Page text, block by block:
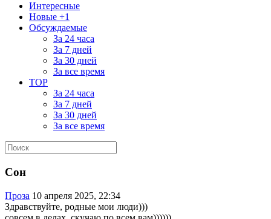
Интересные
Новые +1
Обсуждаемые
За 24 часа
За 7 дней
За 30 дней
За все время
TOP
За 24 часа
За 7 дней
За 30 дней
За все время
Сон
Проза 10 апреля 2025, 22:34
Здравствуйте, родные мои люди)))